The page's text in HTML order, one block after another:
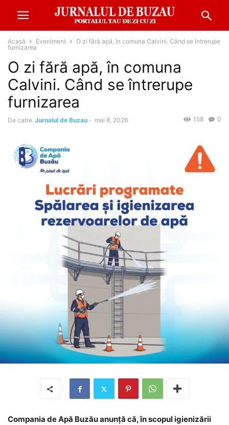
Acasă Eveniment
O zi fără apă, în comuna Calvini. Când se întrerupe
furnizarea
O zi fără apă, în comuna
Calvini. Când se întrerupe
furnizarea
De catre Jurnalul de Buzau - mai 8, 2026 0
158
Compania de Apă Buzău anunță că, în scopul igienizării